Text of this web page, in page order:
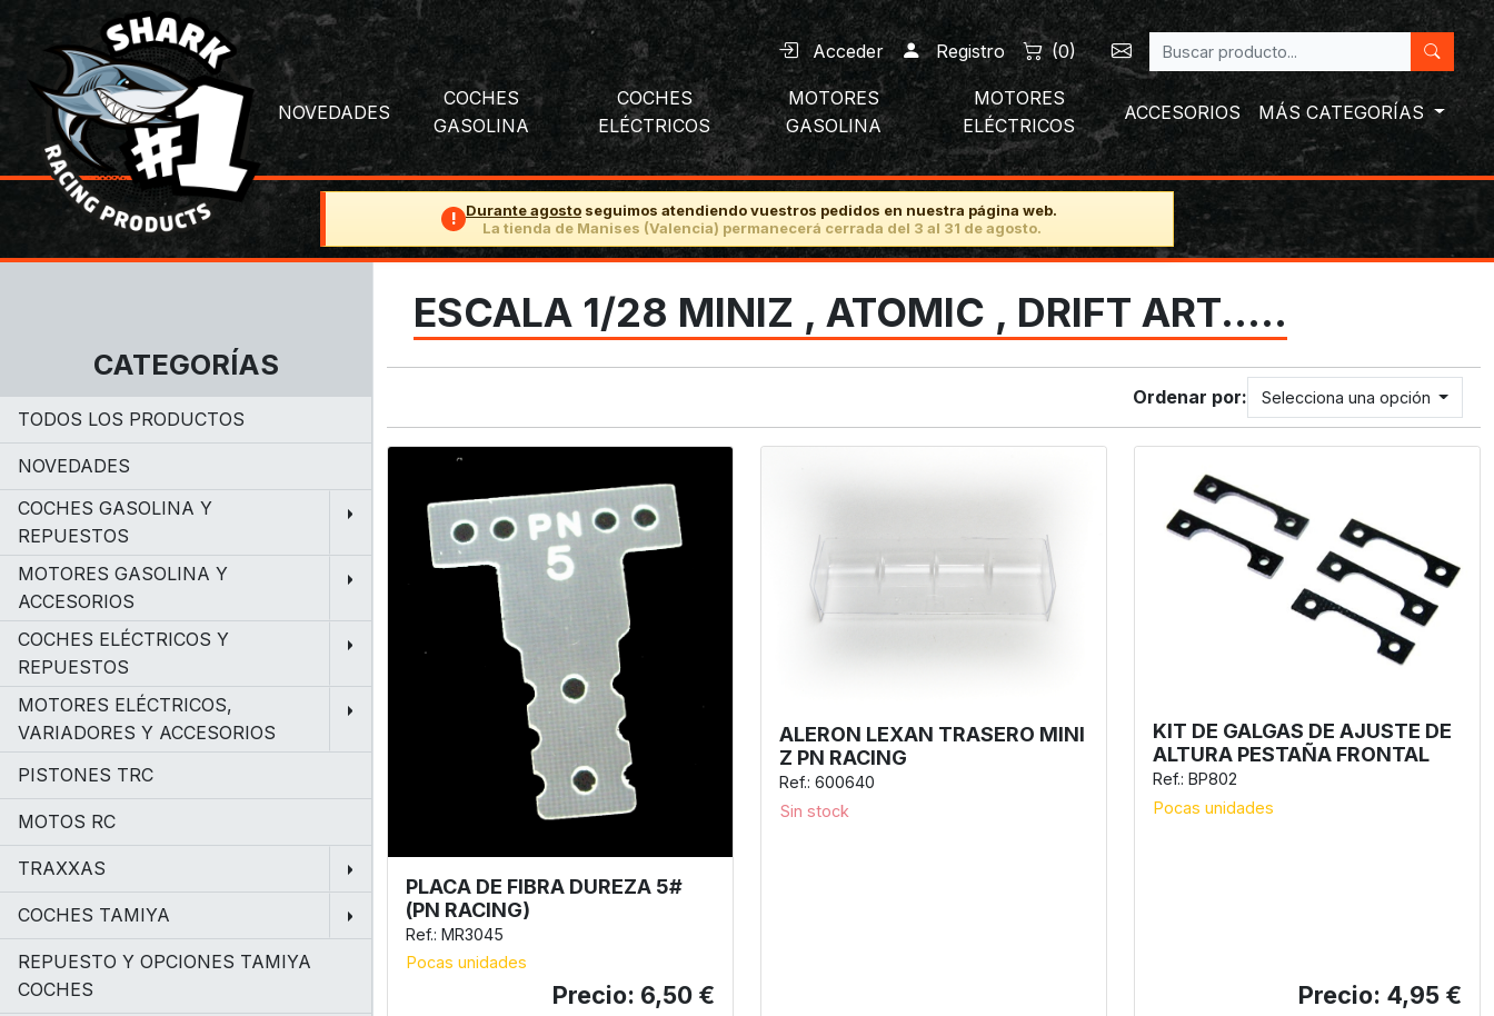
Acceder Registro (0)
NOVEDADES
COCHES
GASOLINA
COCHES
ELÉCTRICOS
MOTORES
GASOLINA
MOTORES
ELÉCTRICOS
ACCESORIOS MÁS CATEGORÍAS
! Durante agosto seguimos atendiendo vuestros pedidos en nuestra página web.
La tienda de Manises (Valencia) permanecerá cerrada del 3 al 31 de agosto.
CATEGORÍAS
TODOS LOS PRODUCTOS
NOVEDADES
COCHES GASOLINA Y
REPUESTOS
MOTORES GASOLINA Y
ACCESORIOS
COCHES ELÉCTRICOS Y
REPUESTOS
MOTORES ELÉCTRICOS,
VARIADORES Y ACCESORIOS
PISTONES TRC
MOTOS RC
TRAXXAS
COCHES TAMIYA
REPUESTO Y OPCIONES TAMIYA
COCHES
ESCALA 1/28 MINIZ , ATOMIC , DRIFT ART.....
Ordenar por: Selecciona una opción
PLACA DE FIBRA DUREZA 5#
(PN RACING)
Ref.: MR3045
Pocas unidades
Precio: 6,50 €
ALERON LEXAN TRASERO MINI
Z PN RACING
Ref.: 600640
Sin stock
KIT DE GALGAS DE AJUSTE DE
ALTURA PESTAÑA FRONTAL
Ref.: BP802
Pocas unidades
Precio: 4,95 €